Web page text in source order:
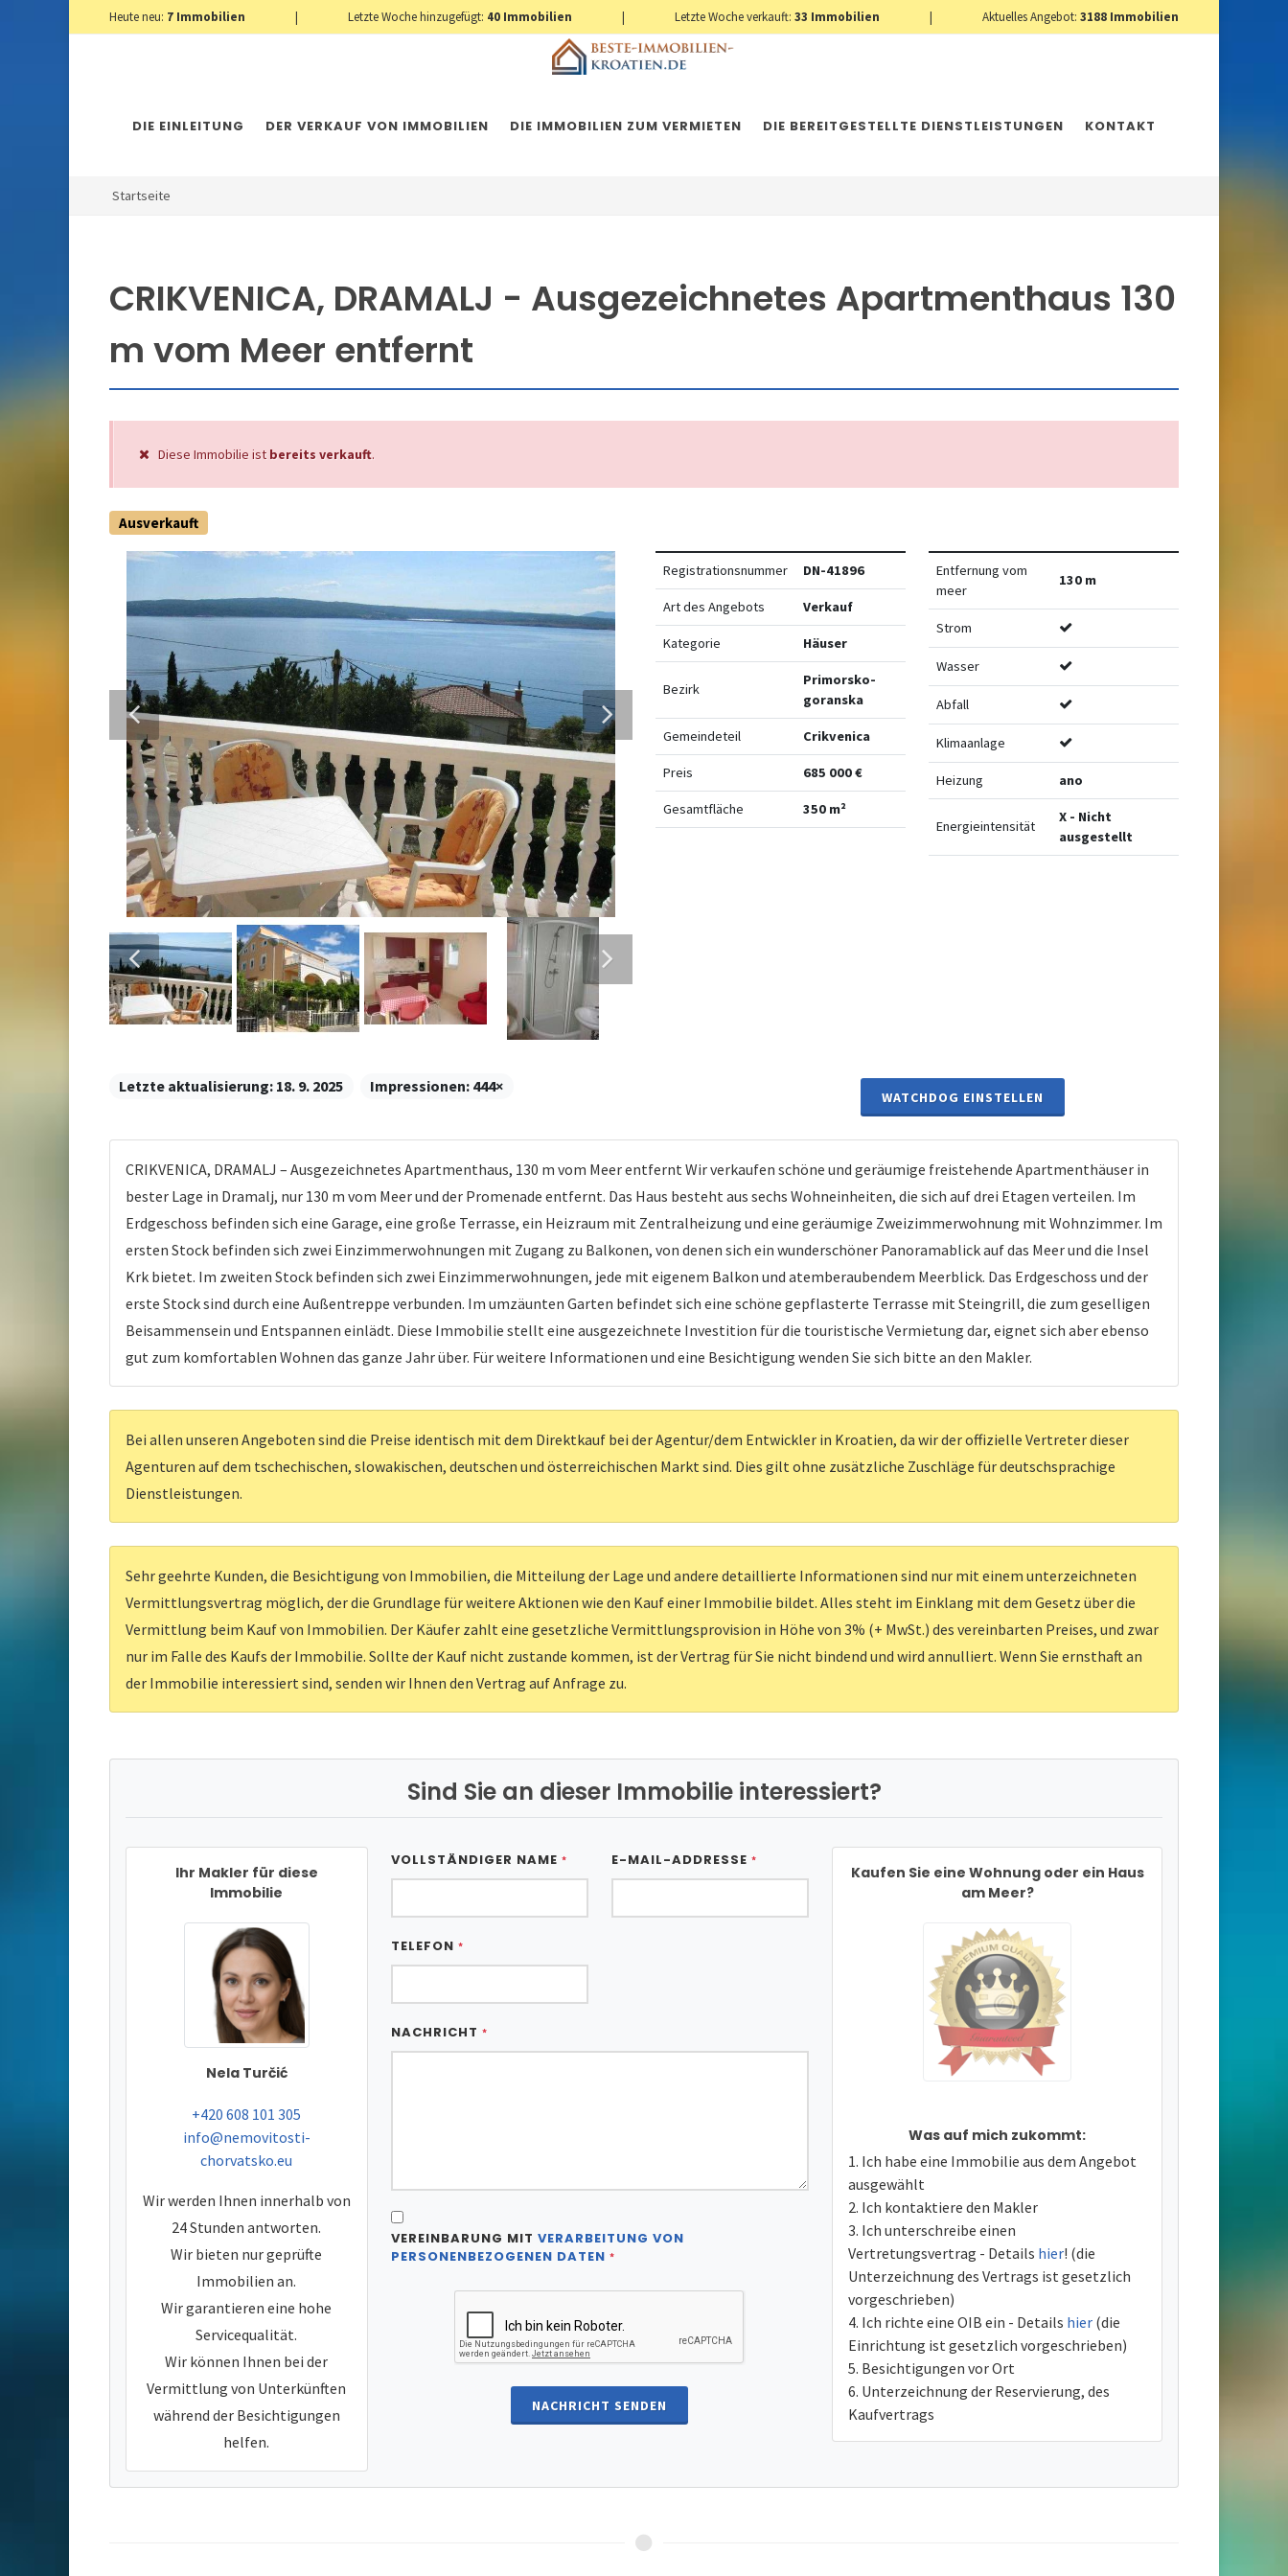
Heute neu: 7 Immobilien | Letzte Woche hinzugefügt: 40 Immobilien | Letzte Woche verkauft: 33 Immobilien | Aktuelles Angebot: 3188 Immobilien
DIE EINLEITUNG DER VERKAUF VON IMMOBILIEN DIE IMMOBILIEN ZUM VERMIETEN DIE BEREITGESTELLTE DIENSTLEISTUNGEN KONTAKT
Startseite
CRIKVENICA, DRAMALJ - Ausgezeichnetes Apartmenthaus 130
m vom Meer entfernt
Diese Immobilie ist bereits verkauft.
Ausverkauft
Registrationsnummer DN-41896
Art des Angebots Verkauf
Kategorie Häuser
Bezirk
Primorsko-
goranska
Gemeindeteil Crikvenica
Preis 685 000 €
Gesamtfläche 350 m²
Entfernung vom
meer
130 m
Strom
Wasser
Abfall
Klimaanlage
Heizung ano
Energieintensität
X - Nicht
ausgestellt
Letzte aktualisierung: 18. 9. 2025 Impressionen: 444×
WATCHDOG EINSTELLEN
CRIKVENICA, DRAMALJ – Ausgezeichnetes Apartmenthaus, 130 m vom Meer entfernt Wir verkaufen schöne und geräumige freistehende Apartmenthäuser in
bester Lage in Dramalj, nur 130 m vom Meer und der Promenade entfernt. Das Haus besteht aus sechs Wohneinheiten, die sich auf drei Etagen verteilen. Im
Erdgeschoss befinden sich eine Garage, eine große Terrasse, ein Heizraum mit Zentralheizung und eine geräumige Zweizimmerwohnung mit Wohnzimmer. Im
ersten Stock befinden sich zwei Einzimmerwohnungen mit Zugang zu Balkonen, von denen sich ein wunderschöner Panoramablick auf das Meer und die Insel
Krk bietet. Im zweiten Stock befinden sich zwei Einzimmerwohnungen, jede mit eigenem Balkon und atemberaubendem Meerblick. Das Erdgeschoss und der
erste Stock sind durch eine Außentreppe verbunden. Im umzäunten Garten befindet sich eine schöne gepflasterte Terrasse mit Steingrill, die zum geselligen
Beisammensein und Entspannen einlädt. Diese Immobilie stellt eine ausgezeichnete Investition für die touristische Vermietung dar, eignet sich aber ebenso
gut zum komfortablen Wohnen das ganze Jahr über. Für weitere Informationen und eine Besichtigung wenden Sie sich bitte an den Makler.
Bei allen unseren Angeboten sind die Preise identisch mit dem Direktkauf bei der Agentur/dem Entwickler in Kroatien, da wir der offizielle Vertreter dieser
Agenturen auf dem tschechischen, slowakischen, deutschen und österreichischen Markt sind. Dies gilt ohne zusätzliche Zuschläge für deutschsprachige
Dienstleistungen.
Sehr geehrte Kunden, die Besichtigung von Immobilien, die Mitteilung der Lage und andere detaillierte Informationen sind nur mit einem unterzeichneten
Vermittlungsvertrag möglich, der die Grundlage für weitere Aktionen wie den Kauf einer Immobilie bildet. Alles steht im Einklang mit dem Gesetz über die
Vermittlung beim Kauf von Immobilien. Der Käufer zahlt eine gesetzliche Vermittlungsprovision in Höhe von 3% (+ MwSt.) des vereinbarten Preises, und zwar
nur im Falle des Kaufs der Immobilie. Sollte der Kauf nicht zustande kommen, ist der Vertrag für Sie nicht bindend und wird annulliert. Wenn Sie ernsthaft an
der Immobilie interessiert sind, senden wir Ihnen den Vertrag auf Anfrage zu.
Sind Sie an dieser Immobilie interessiert?
Ihr Makler für diese
Immobilie
Nela Turčić
tel:
+420 608 101 305
e-mail:
info@nemovitosti-
chorvatsko.eu
Wir werden Ihnen innerhalb von
24 Stunden antworten.
Wir bieten nur geprüfte
Immobilien an.
Wir garantieren eine hohe
Servicequalität.
Wir können Ihnen bei der
Vermittlung von Unterkünften
während der Besichtigungen
helfen.
VOLLSTÄNDIGER NAME * E-MAIL-ADDRESSE *
TELEFON *
NACHRICHT *
VEREINBARUNG MIT VERARBEITUNG VON
PERSONENBEZOGENEN DATEN *
NACHRICHT SENDEN
Kaufen Sie eine Wohnung oder ein Haus
am Meer?
Was auf mich zukommt:
Ich habe eine Immobilie aus dem Angebot
ausgewählt
Ich kontaktiere den Makler
Ich unterschreibe einen
Vertretungsvertrag - Details hier! (die
Unterzeichnung des Vertrags ist gesetzlich
vorgeschrieben)
Ich richte eine OIB ein - Details hier (die
Einrichtung ist gesetzlich vorgeschrieben)
Besichtigungen vor Ort
Unterzeichnung der Reservierung, des
Kaufvertrags